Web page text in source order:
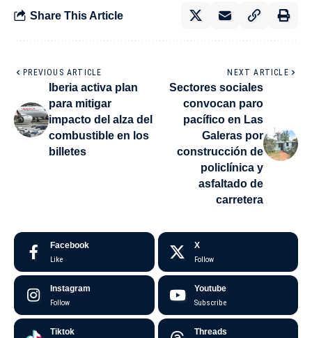
Share This Article
PREVIOUS ARTICLE
Iberia activa plan
para mitigar
impacto del alza del
combustible en los
billetes
NEXT ARTICLE
Sectores sociales
convocan paro
pacífico en Las
Galeras por
construcción de
policlínica y
asfaltado de
carretera
Facebook
Like
X
Follow
Instagram
Follow
Youtube
Subscribe
Tiktok Threads